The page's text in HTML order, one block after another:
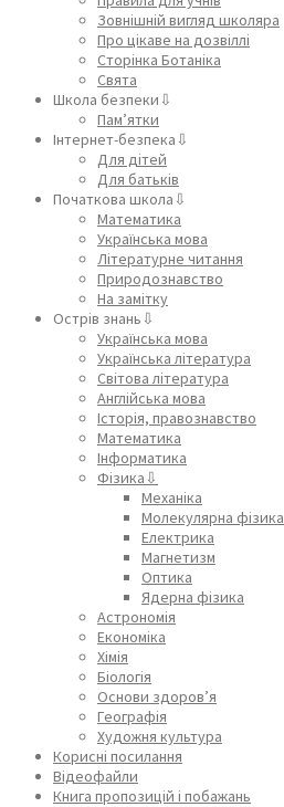
Зовнішній вигляд школяра
Про цікаве на дозвіллі
Сторінка Ботаніка
Свята
Школа безпеки⇩
Пам’ятки
Інтернет-безпека⇩
Для дітей
Для батьків
Початкова школа⇩
Математика
Українська мова
Літературне читання
Природознавство
На замітку
Острів знань⇩
Українська мова
Українська література
Світова література
Англійська мова
Історія, правознавство
Математика
Інформатика
Фізика⇩
Механіка
Молекулярна фізика
Електрика
Магнетизм
Оптика
Ядерна фізика
Астрономія
Економіка
Хімія
Біологія
Основи здоров’я
Географія
Художня культура
Корисні посилання
Відеофайли
Книга пропозицій і побажань